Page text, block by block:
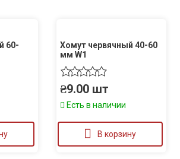
60-
Хомут червячный 40-60
мм W1
₴9.00 шт
Есть в наличии
В корзину